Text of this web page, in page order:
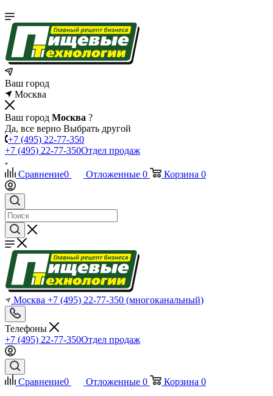
Ваш город
Москва
Ваш город Москва ?
Да, все верно Выбрать другой
+7 (495) 22-77-350
+7 (495) 22-77-350Отдел продаж
Сравнение0 Отложенные 0 Корзина 0
Москва +7 (495) 22-77-350 (многоканальный)
Телефоны
+7 (495) 22-77-350Отдел продаж
Сравнение0 Отложенные 0 Корзина 0